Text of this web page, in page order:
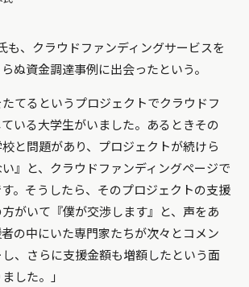
、クラウドファンディングサービスを
ぬ資金調達事例に出会ったという。
たてるというプロジェクトでクラウドフ
いる大学生がいました。あるときその
と問題があり、プロジェクトが続けら
』と、クラウドファンディングページで
。そうしたら、そのプロジェクトの支援
がいて『僕が交渉します』と、声をあ
の中にいた専門家たちが次々とコメン
し、さらに支援金額も増額したという面
した。」